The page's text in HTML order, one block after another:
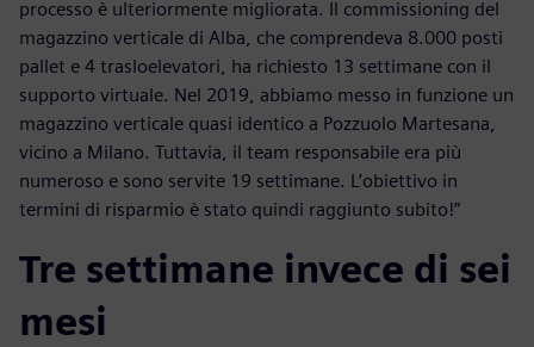
processo è ulteriormente migliorata. Il commissioning del
magazzino verticale di Alba, che comprendeva 8.000 posti
pallet e 4 trasloelevatori, ha richiesto 13 settimane con il
supporto virtuale. Nel 2019, abbiamo messo in funzione un
magazzino verticale quasi identico a Pozzuolo Martesana,
vicino a Milano. Tuttavia, il team responsabile era più
numeroso e sono servite 19 settimane. L’obiettivo in
termini di risparmio è stato quindi raggiunto subito!”
Tre settimane invece di sei
mesi